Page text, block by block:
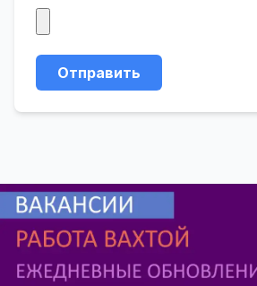
Отправить